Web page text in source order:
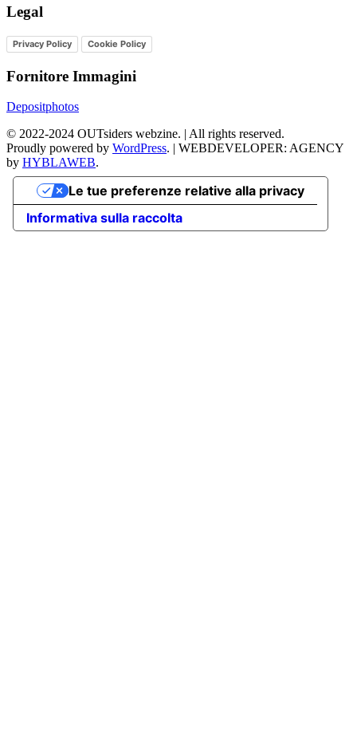
Legal
Privacy Policy Cookie Policy
Fornitore Immagini
Depositphotos
© 2022-2024 OUTsiders webzine. | All rights reserved.
Proudly powered by WordPress. | WEBDEVELOPER: AGENCY
by HYBLAWEB.
Informativa sulla raccolta
Le tue preferenze relative alla privacy